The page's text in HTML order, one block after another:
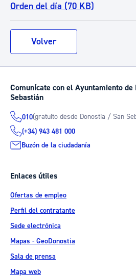
Orden del día (70 KB)
Volver
Comunícate con el Ayuntamiento
Sebastián
010(gratuito desde Donostia / San
(+34) 943 481 000
Buzón de la ciudadanía
Enlaces útiles
Ofertas de empleo
Perfil del contratante
Sede electrónica
Mapas - GeoDonostia
Sala de prensa
Mapa web